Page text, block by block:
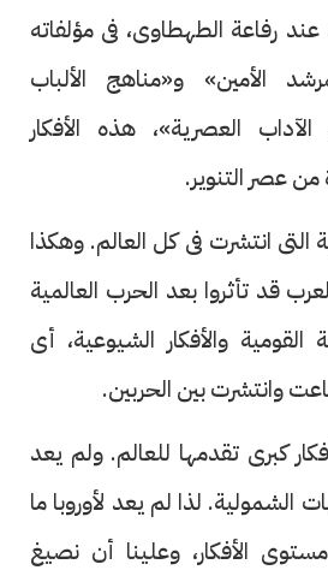
رفاعة الطهطاوى، فى مؤلفاته
الأمين» و«مناهج الألباب
العصرية»، هذه الأفكار
عصر التنوير.
التى انتشرت فى كل العالم. وهكذا
قد تأثروا بعد الحرب العالمية
القومية والأفكار الشيوعية، أى
وانتشرت بين الحربين.
كبرى تقدمها للعالم. ولم يعد
الشمولية. لذا لم يعد لأوروبا ما
الأفكار، وعلينا أن نصيغ